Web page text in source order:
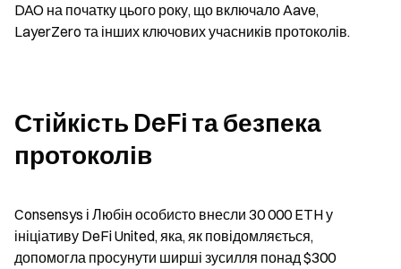
DAO на початку цього року, що включало Aave,
LayerZero та інших ключових учасників протоколів.
Стійкість DeFi та безпека
протоколів
Consensys і Любін особисто внесли 30 000 ETH у
ініціативу DeFi United, яка, як повідомляється,
допомогла просунути ширші зусилля понад $300